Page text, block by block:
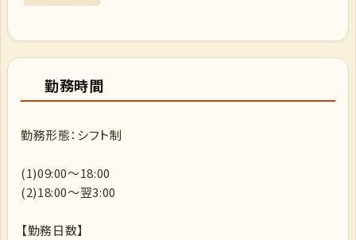
勤務時間
勤務形態：シフト制
(1)09:00～18:00
(2)18:00～翌3:00
【勤務日数】